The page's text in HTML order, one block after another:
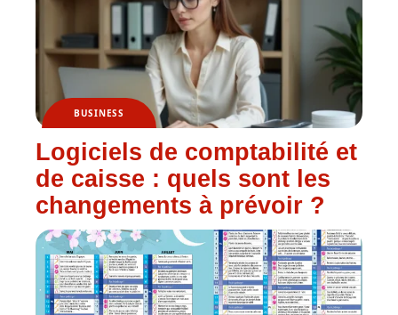
BUSINESS
Logiciels de comptabilité et
de caisse : quels sont les
changements à prévoir ?